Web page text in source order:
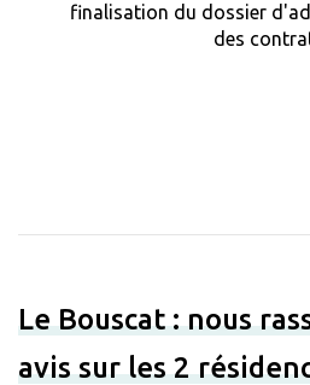
finalisation du dossier
des
Le Bouscat : nous
avis sur les 2